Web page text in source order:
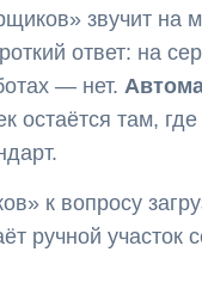
звучит на
ответ: на
— нет.
остаётся там,
к вопросу
ручной участок